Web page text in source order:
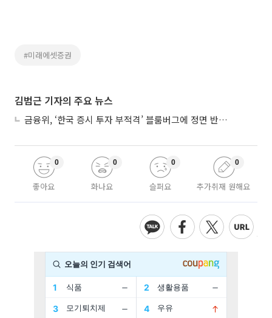
#미래에셋증권
김범근 기자의 주요 뉴스
금융위, ‘한국 증시 투자 부적격’ 블룸버그에 정면 반박…“근거 불분명”
좋아요
0
화나요
0
슬퍼요
0
추가취재 원해요
0